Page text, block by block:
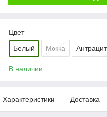
Цвет
Белый Мокка Антрацит
В наличии
Характеристики Доставка